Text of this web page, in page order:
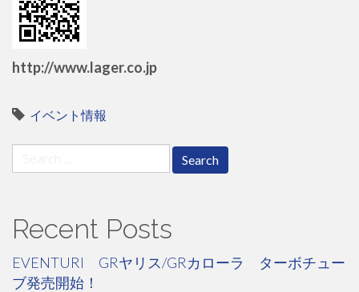
http://www.lager.co.jp
イベント情報
for:
Recent Posts
EVENTURI GRヤリス/GRカローラ ターボチュー
ブ発売開始！